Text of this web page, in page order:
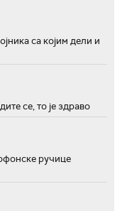
са којим дели и
се, то је здраво
ручице